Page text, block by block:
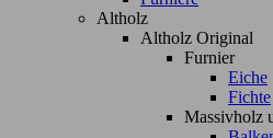
Altholz
Altholz Original
Furnier
Eiche
Fichte
Massivholz